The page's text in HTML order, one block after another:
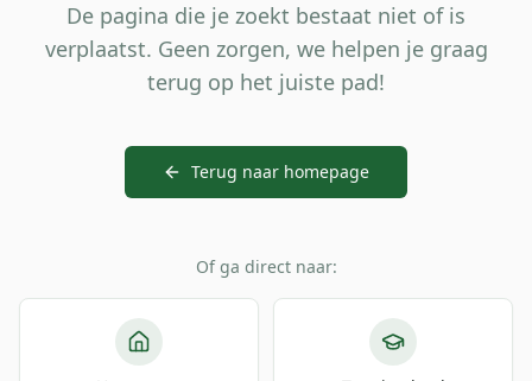
De pagina die je zoekt bestaat niet of is
verplaatst. Geen zorgen, we helpen je graag
terug op het juiste pad!
Terug naar homepage
Of ga direct naar: